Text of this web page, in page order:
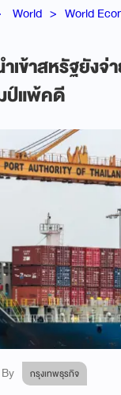
World World
เข้าสหรัฐยังจ่
ป์แพ้คดี
By กรุงเทพธุรกิจ